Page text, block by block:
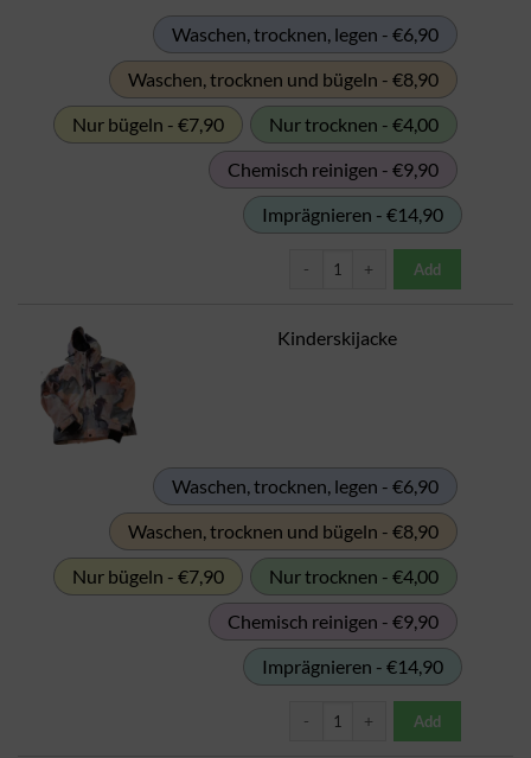
Waschen, trocknen, legen - €6,90
Waschen, trocknen und bügeln - €8,90
Nur bügeln - €7,90
Nur trocknen - €4,00
Chemisch reinigen - €9,90
Imprägnieren - €14,90
Add
Kinderskijacke
Waschen, trocknen, legen - €6,90
Waschen, trocknen und bügeln - €8,90
Nur bügeln - €7,90
Nur trocknen - €4,00
Chemisch reinigen - €9,90
Imprägnieren - €14,90
Add